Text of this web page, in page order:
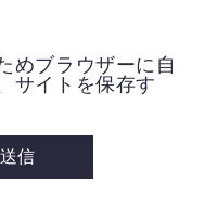
めブラウザーに自
サイトを保存す